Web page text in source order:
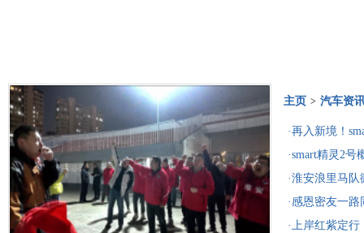
主页 > 汽车资
·再入新境！
阵持续扩容，
·smart精灵2
正式揭晓
·淮安浪里马
·感恩密友一
一口价14.29万
·上岸红紫定